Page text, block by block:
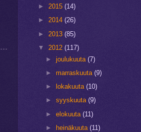
► 2015 (14)
► 2014 (26)
► 2013 (85)
▼ 2012 (117)
►joulukuuta(7)
►marraskuuta(9)
►
lokakuuta(10)
►syyskuuta(9)
►elokuuta(11)
► heinäkuuta(11)